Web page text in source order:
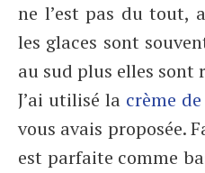
ne l’est pas du tout,
les glaces sont
au sud plus elles sont
J’ai utilisé la crème
vous avais proposée.
est parfaite comme